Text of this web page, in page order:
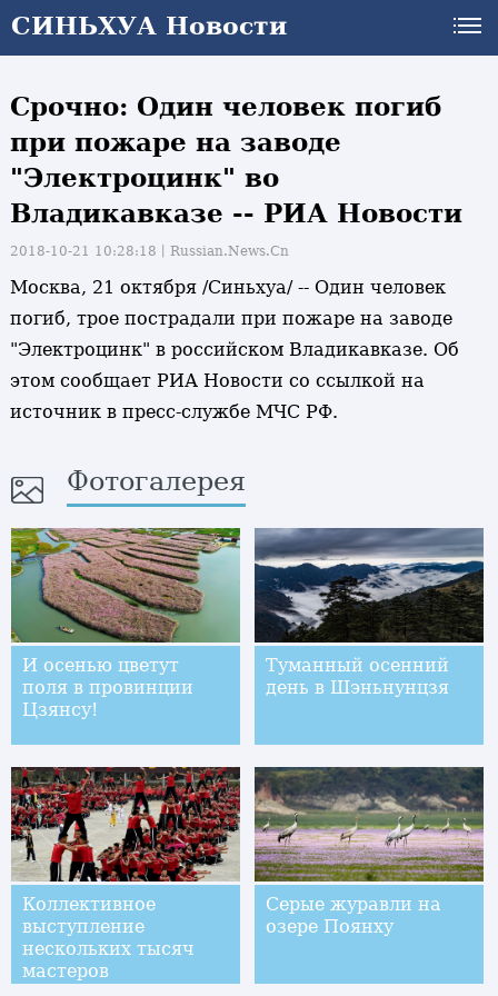
СИНЬХУА Новости
Срочно: Один человек погиб
при пожаре на заводе
"Электроцинк" во
Владикавказе -- РИА Новости
2018-10-21 10:28:18丨 Russian.News.Cn
Москва, 21 октября /Синьхуа/ -- Один человек
погиб, трое пострадали при пожаре на заводе
"Электроцинк" в российском Владикавказе. Об
этом сообщает РИА Новости со ссылкой на
источник в пресс-службе МЧС РФ.
Фотогалерея
И осенью цветут
поля в провинции
Цзянсу!
Туманный осенний
день в Шэньнунцзя
Коллективное
выступление
нескольких тысяч
мастеров
Серые журавли на
озере Поянху